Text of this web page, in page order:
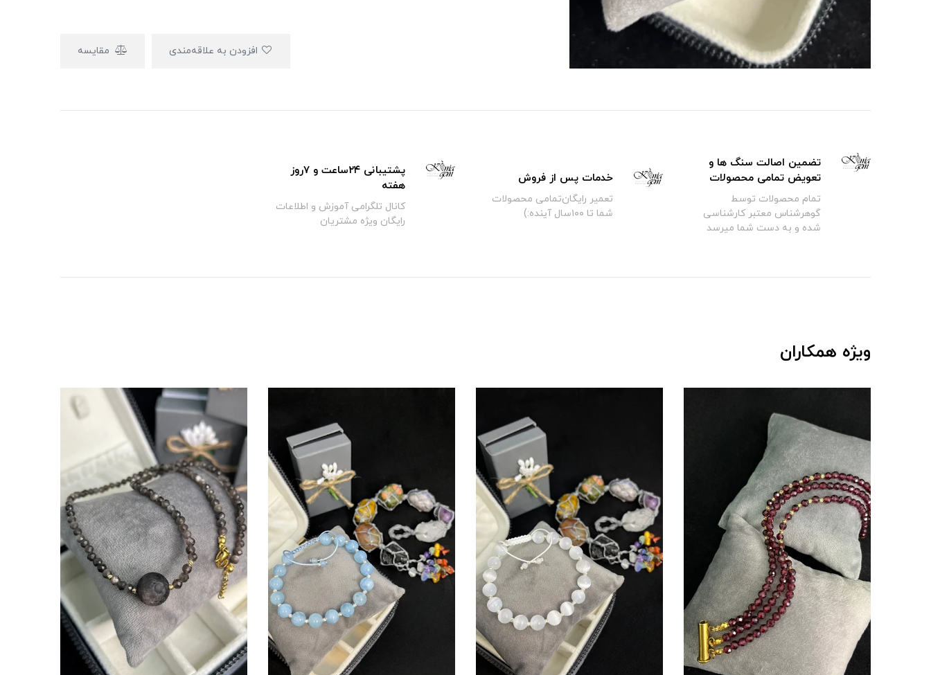
مقایسه
تضمین اصالت سنگ ها و
تعویض تمامی محصولات
تمام محصولات توسط
گوهرشناس معتبر کارشناسی
شده و به دست شما میرسد
خدمات پس از فروش
تعمیر رایگان‌تمامی محصولات
شما تا ۱۰۰سال آینده:)
پشتیبانی ۲۴ساعت و ۷روز
هفته
کانال تلگرامی آموزش و اطلاعات
رایگان ویژه مشتریان
ویژه همکاران